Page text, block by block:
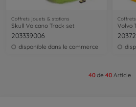
Coffrets jouets & stations
Skull Volcano Track set
203339006
disponible dans le commerce
Volvo
40de 40Article